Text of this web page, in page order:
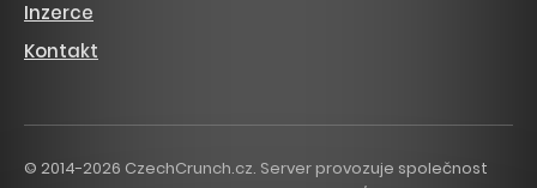
Inzerce
Kontakt
© 2014-2026 CzechCrunch.cz. Server provozuje společnost